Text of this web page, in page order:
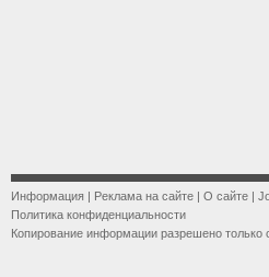
Информация | Реклама на сайте | О сайте |
Политика конфиденциальности
Копирование информации разрешено